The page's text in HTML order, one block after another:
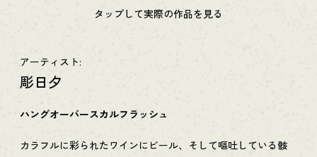
タップして実際の作品を見る
アーティスト:
彫日夕
ハングオーバースカルフラッシュ
カラフルに彩られたワインにビール、そして嘔吐している骸